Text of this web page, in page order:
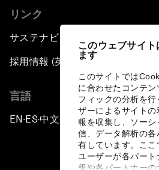
このウェブサイ
ます
このサイトでは
に合わせたコンテ
フィックの分析を
ザーによるサイト
報を収集し、ソー
信、データ解析の
有しています。ここ
ユーザーが各パー
報や各パートナー
リンク
サステナビリティへの取り組み
採用情報 (英語のみ)
言語
EN ▪ES▪中文▪ 日本語